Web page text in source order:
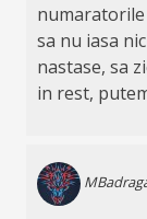
sa nu iasa
nastase, sa
in rest,